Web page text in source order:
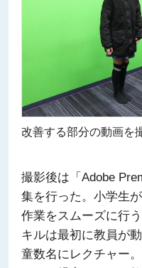
改善する部分の動画を
撮影後は「Adobe
集を行った。小学生
作業をスムーズに行
キルは最初に教員が
童数名にレクチャー